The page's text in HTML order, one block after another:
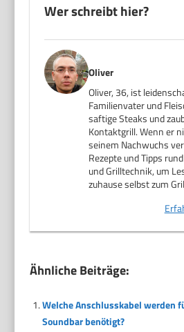
Wer schreibt hier?
Oliver
Oliver, 36, ist
Familienvater und
saftige Steaks und
Kontaktgrill. Wenn er
seinem Nachwuchs
Rezepte und Tipps
und Grilltechnik, um
zuhause selbst zum
Ähnliche Beiträge:
Welche Anschlusskabel werden
Soundbar benötigt?